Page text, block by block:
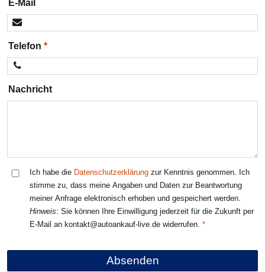
E-Mail
Telefon
Nachricht
Ich habe die Datenschutzerklärung zur Kenntnis genommen. Ich
stimme zu, dass meine Angaben und Daten zur Beantwortung
meiner Anfrage elektronisch erhoben und gespeichert werden.
Hinweis: Sie können Ihre Einwilligung jederzeit für die Zukunft per
E-Mail an kontakt@autoankauf-live.de widerrufen.